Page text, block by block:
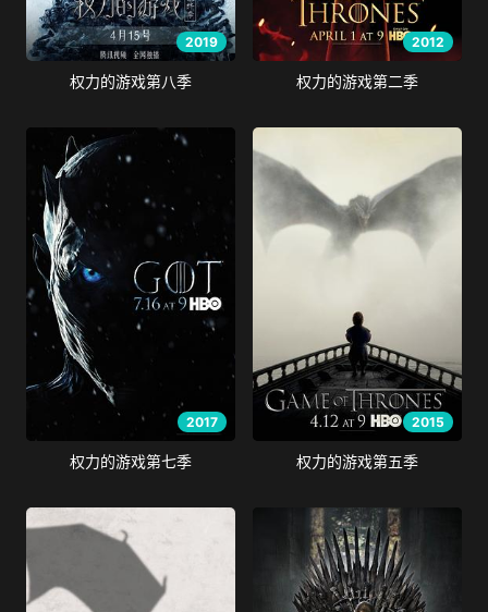
2019
权力的游戏第八季
2012
权力的游戏第二季
2017
权力的游戏第七季
2015
权力的游戏第五季